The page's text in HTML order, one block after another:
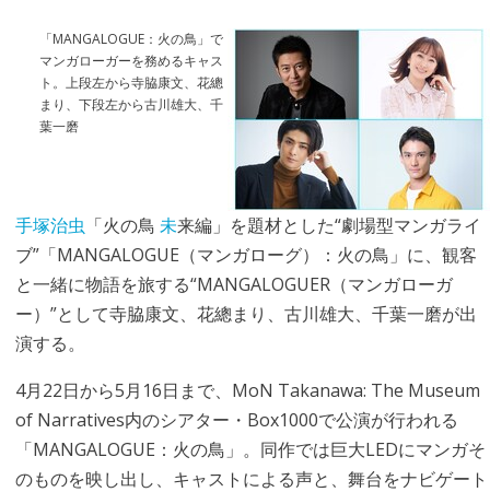
「MANGALOGUE：火の鳥」で
マンガローガーを務めるキャス
ト。上段左から寺脇康文、花總
まり、下段左から古川雄大、千
葉一磨
手塚治虫 「火の鳥 未来編」を題材とした“劇場型マンガライ
ブ”「MANGALOGUE（マンガローグ）：火の鳥」に、観客
と一緒に物語を旅する“MANGALOGUER（マンガローガ
ー）”として寺脇康文、花總まり、古川雄大、千葉一磨が出
演する。
4月22日から5月16日まで、MoN Takanawa: The Museum
of Narratives内のシアター・Box1000で公演が行われる
「MANGALOGUE：火の鳥」。同作では巨大LEDにマンガそ
のものを映し出し、キャストによる声と、舞台をナビゲート